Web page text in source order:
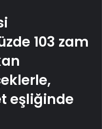
103 zam
eşliğinde